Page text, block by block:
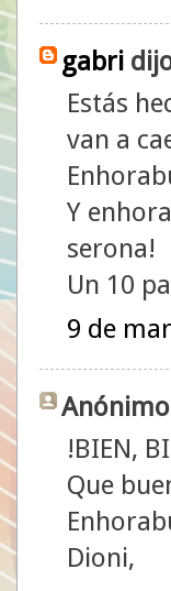
gabri
Estás
van a
Y
serona!
Un 10
9 de
!BIEN,
Que
Dioni,